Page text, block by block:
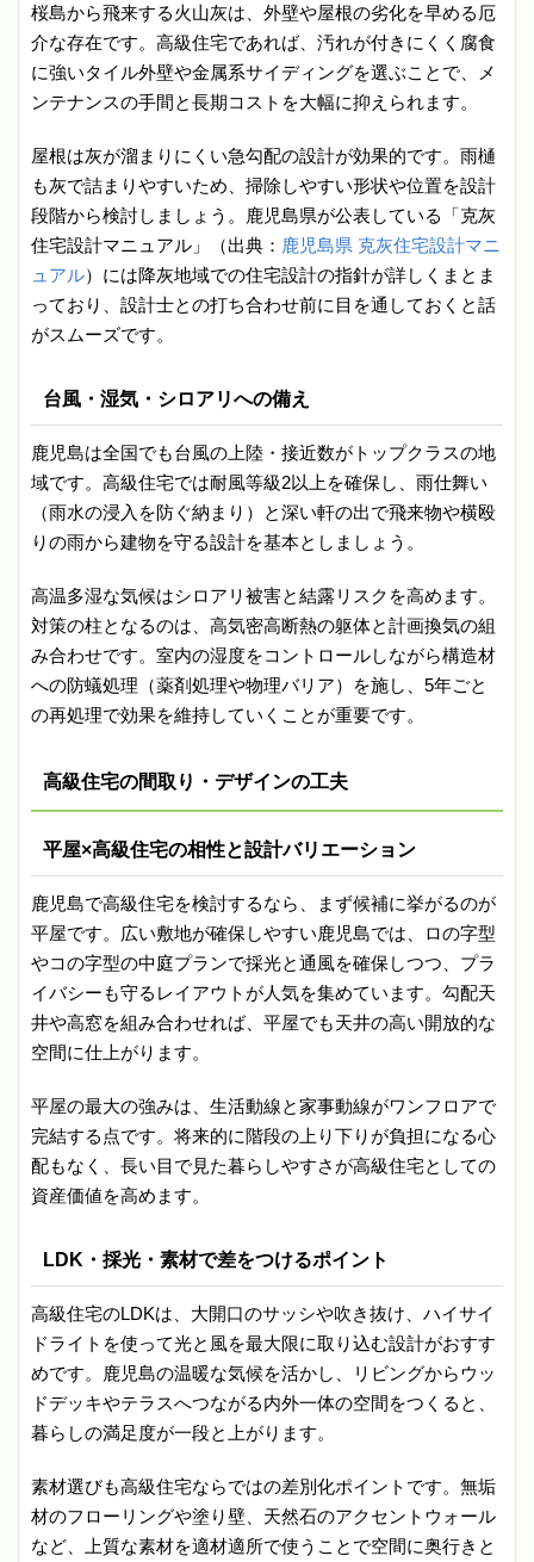
桜島から飛来する火山灰は、外壁や屋根の劣化を早める厄
介な存在です。高級住宅であれば、汚れが付きにくく腐食
に強いタイル外壁や金属系サイディングを選ぶことで、メ
ンテナンスの手間と長期コストを大幅に抑えられます。
屋根は灰が溜まりにくい急勾配の設計が効果的です。雨樋
も灰で詰まりやすいため、掃除しやすい形状や位置を設計
段階から検討しましょう。鹿児島県が公表している「克灰
住宅設計マニュアル」（出典： 鹿児島県 克灰住宅設計マニ
ュアル）には降灰地域での住宅設計の指針が詳しくまとま
っており、設計士との打ち合わせ前に目を通しておくと話
がスムーズです。
台風・湿気・シロアリへの備え
鹿児島は全国でも台風の上陸・接近数がトップクラスの地
域です。高級住宅では耐風等級2以上を確保し、雨仕舞い
（雨水の浸入を防ぐ納まり）と深い軒の出で飛来物や横殴
りの雨から建物を守る設計を基本としましょう。
高温多湿な気候はシロアリ被害と結露リスクを高めます。
対策の柱となるのは、高気密高断熱の躯体と計画換気の組
み合わせです。室内の湿度をコントロールしながら構造材
への防蟻処理（薬剤処理や物理バリア）を施し、5年ごと
の再処理で効果を維持していくことが重要です。
高級住宅の間取り・デザインの工夫
平屋×高級住宅の相性と設計バリエーション
鹿児島で高級住宅を検討するなら、まず候補に挙がるのが
平屋です。広い敷地が確保しやすい鹿児島では、ロの字型
やコの字型の中庭プランで採光と通風を確保しつつ、プラ
イバシーも守るレイアウトが人気を集めています。勾配天
井や高窓を組み合わせれば、平屋でも天井の高い開放的な
空間に仕上がります。
平屋の最大の強みは、生活動線と家事動線がワンフロアで
完結する点です。将来的に階段の上り下りが負担になる心
配もなく、長い目で見た暮らしやすさが高級住宅としての
資産価値を高めます。
LDK・採光・素材で差をつけるポイント
高級住宅のLDKは、大開口のサッシや吹き抜け、ハイサイ
ドライトを使って光と風を最大限に取り込む設計がおすす
めです。鹿児島の温暖な気候を活かし、リビングからウッ
ドデッキやテラスへつながる内外一体の空間をつくると、
暮らしの満足度が一段と上がります。
素材選びも高級住宅ならではの差別化ポイントです。無垢
材のフローリングや塗り壁、天然石のアクセントウォール
など、上質な素材を適材適所で使うことで空間に奥行きと